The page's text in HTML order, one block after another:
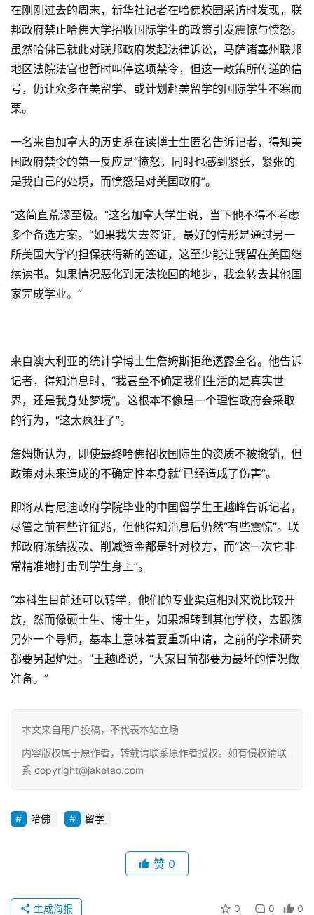
创
专
栏
行
业
态
碎
念
推
荐
&
工
关
于
&
留
言
登录 注册
在刚刚过去的周末，新华社记者在哈佛校园采访时发现，联
邦政府禁止哈佛大学招收国际学生的政策引发震惊与愤怒。
虽然哈佛已就此对联邦政府发起法律诉讼，马萨诸塞州联邦
地区法院法官也暂时叫停这项禁令，但这一政策所传递的信
号，仍让众多在美留学、或计划赴美留学的国际学生不寒而
栗。
一名来自加拿大的历史系在读博士生匿名告诉记者，得知美
国政府禁令的第一反应是“愤怒，同时也感到紧张，紧张的
是我自己的处境，而愤怒是对美国政府”。
“这简直荒谬至极。”这名加拿大学生说，当下他不得不考虑
多个备选方案。“如果我失去签证，最好的情形是通过另一
所美国大学的担保获得新的签证，这至少能让我留在美国继
续读书。如果情况恶化到无法挽回的地步，我会转去其他国
家完成学业。”
来自澳大利亚的统计学博士生詹姆斯拒绝透露全名。他告诉
记者，得知消息时，“我甚至不确定我们生活的是真实世
界，还是我身处梦境”。这根本不像是一个理性政府会采取
的行为，“这太疯狂了”。
詹姆斯认为，即使最终哈佛招收国际生的资质不被撤销，但
政策对未来造成的不确定性本身就“已经造成了伤害”。
即将从肯尼迪政府学院毕业的中国留学生王越峰告诉记者，
尽管之前有些许征兆，但他得知消息后仍然“有些震惊”。联
邦政府冻结拨款、削减资金都是针对校方，而“这一次它非
常精准地打击到学生身上”。
“本科生目前还可以转学，他们的专业渠道相对来说比较开
放，然而像硕士生、博士生，如果想转到其他学校，去跟随
另外一个导师，基本上意味着要重新申请，之前的学术研究
都要另起炉灶。”王越峰说，“大家目前都要为最坏的情况做
准备。”
本文来自用户投稿，不代表本站立场
内容版权属于原作者，转载请联系原作者授权。如有侵权请联
系 copyright@jaketao.com
哈佛 留学
赞 0
0 0 0
生成海报